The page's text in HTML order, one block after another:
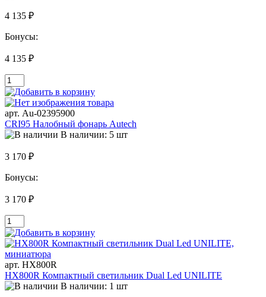
4 135 ₽
Бонусы:
4 135 ₽
арт. Au-02395900
CRI95 Налобный фонарь Autech
В наличии: 5 шт
3 170 ₽
Бонусы:
3 170 ₽
арт. HX800R
HX800R Компактный светильник Dual Led UNILITE
В наличии: 1 шт